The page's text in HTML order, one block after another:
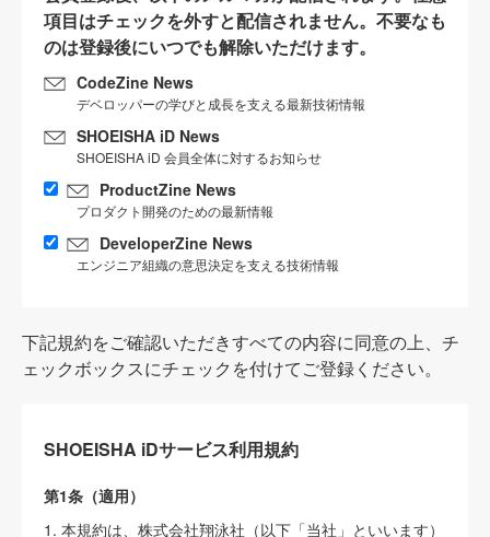
項目はチェックを外すと配信されません。不要なも
のは登録後にいつでも解除いただけます。
CodeZine News
デベロッパーの学びと成長を支える最新技術情報
SHOEISHA iD News
SHOEISHA iD 会員全体に対するお知らせ
ProductZine News
プロダクト開発のための最新情報
DeveloperZine News
エンジニア組織の意思決定を支える技術情報
下記規約をご確認いただきすべての内容に同意の上、チ
ェックボックスにチェックを付けてご登録ください。
SHOEISHA iDサービス利用規約
第1条（適用）
1. 本規約は、株式会社翔泳社（以下「当社」といいます）